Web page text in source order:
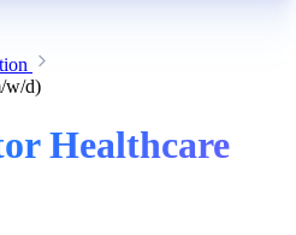
w/d)
Healthcare